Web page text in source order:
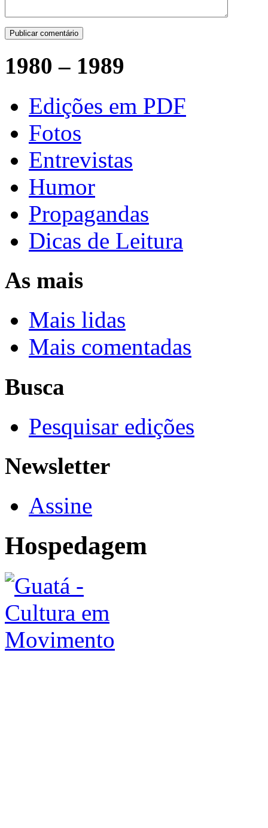
1980 – 1989
Edições em PDF
Fotos
Entrevistas
Humor
Propagandas
Dicas de Leitura
As mais
Mais lidas
Mais comentadas
Busca
Pesquisar edições
Newsletter
Assine
Hospedagem